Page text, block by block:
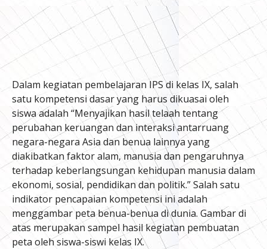
Dalam kegiatan pembelajaran IPS di kelas IX, salah
satu kompetensi dasar yang harus dikuasai oleh
siswa adalah “Menyajikan hasil telaah tentang
perubahan keruangan dan interaksi antarruang
negara-negara Asia dan benua lainnya yang
diakibatkan faktor alam, manusia dan pengaruhnya
terhadap keberlangsungan kehidupan manusia dalam
ekonomi, sosial, pendidikan dan politik.” Salah satu
indikator pencapaian kompetensi ini adalah
menggambar peta benua-benua di dunia. Gambar di
atas merupakan sampel hasil kegiatan pembuatan
peta oleh siswa-siswi kelas IX.